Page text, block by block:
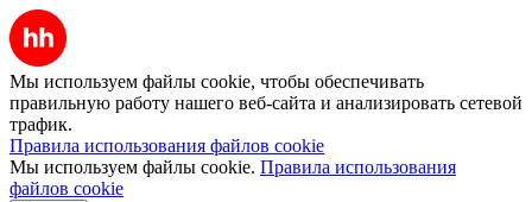
Мы используем файлы cookie, чтобы обеспечивать
правильную работу нашего веб-сайта и анализировать сетевой
трафик.
Правила использования файлов cookie
Мы используем файлы cookie. Правила использования
файлов cookie